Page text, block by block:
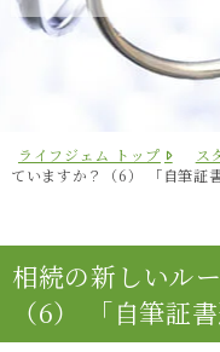
ライフジェム トップ ス
ていますか？（6） 「自筆証
相続の新しいル
（6） 「自筆証